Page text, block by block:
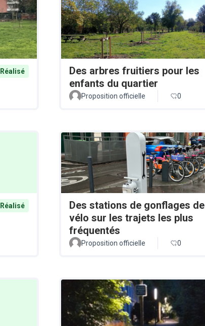
Réalisé
Des arbres fruitiers pour les
enfants du quartier
Proposition officielle 0
Réalisé
Des stations de gonflages de
vélo sur les trajets les plus
fréquentés
Proposition officielle 0